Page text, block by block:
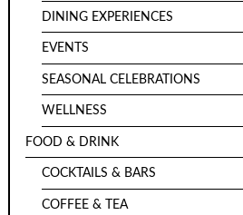
DINING EXPERIENCES
EVENTS
SEASONAL CELEBRATIONS
WELLNESS
FOOD & DRINK
COCKTAILS & BARS
COFFEE & TEA